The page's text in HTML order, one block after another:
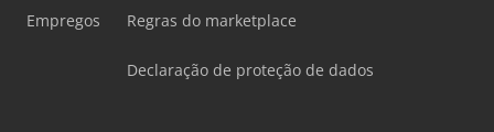
Empregos Regras do marketplace
Declaração de proteção de dados